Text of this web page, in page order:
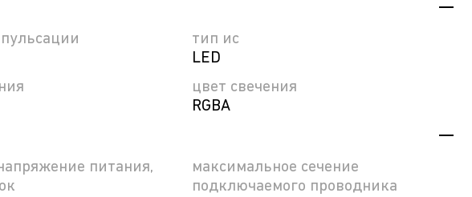
тип ис
LED
цвет свечения
RGBA
питания,
максимальное сечение
подключаемого проводника